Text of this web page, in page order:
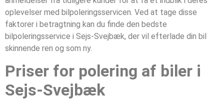
oplevelser med bilpoleringsservicen. Ved at tage disse
faktorer i betragtning kan du finde den bedste
bilpoleringsservice i Sejs-Svejbæk, der vil efterlade din bil
skinnende ren og som ny.
Priser for polering af biler i
Sejs-Svejbæk